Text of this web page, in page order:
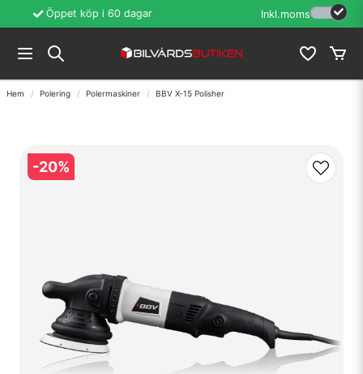
Fri frakt över 1200kr Betala med
Inkl.moms
Hem Polering Polermaskiner BBV X-15 Polisher
-20%